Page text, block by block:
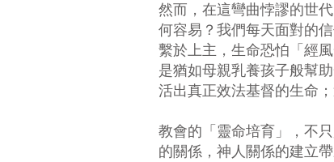
然而，在這彎曲悖謬的世
何容易？我們每天面對的
繫於上主，生命恐怕「經
是猶如母親乳養孩子般幫
活出真正效法基督的生命
教會的「靈命培育」，不
的關係，神人關係的建立